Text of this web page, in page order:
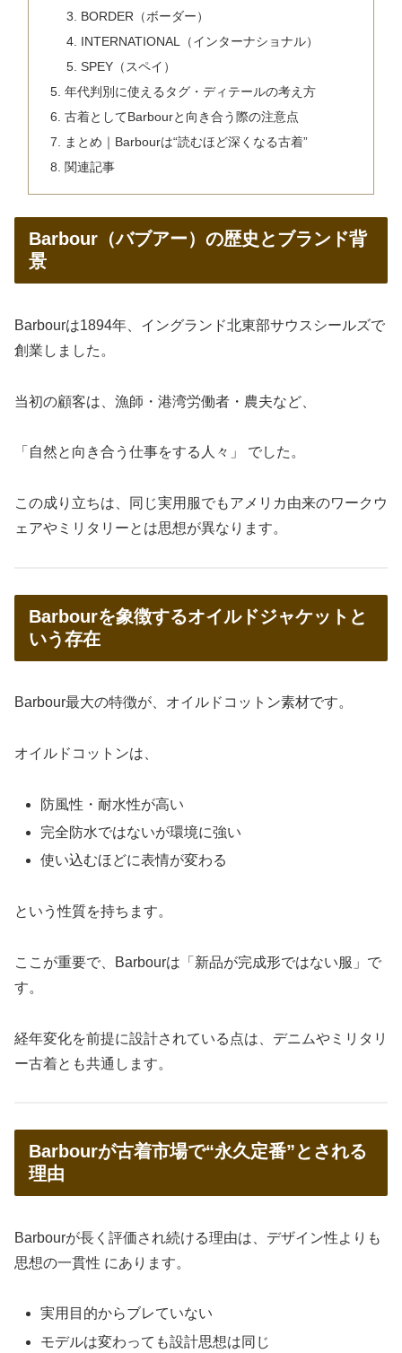
BORDER（ボーダー）
INTERNATIONAL（インターナショナル）
SPEY（スペイ）
年代判別に使えるタグ・ディテールの考え方
古着としてBarbourと向き合う際の注意点
まとめ｜Barbourは“読むほど深くなる古着”
関連記事
Barbour（バブアー）の歴史とブランド背
景
Barbourは1894年、イングランド北東部サウスシールズで
創業しました。
当初の顧客は、漁師・港湾労働者・農夫など、
「自然と向き合う仕事をする人々」 でした。
この成り立ちは、同じ実用服でもアメリカ由来のワークウ
ェアやミリタリーとは思想が異なります。
Barbourを象徴するオイルドジャケットと
いう存在
Barbour最大の特徴が、オイルドコットン素材です。
オイルドコットンは、
防風性・耐水性が高い
完全防水ではないが環境に強い
使い込むほどに表情が変わる
という性質を持ちます。
ここが重要で、Barbourは「新品が完成形ではない服」で
す。
経年変化を前提に設計されている点は、デニムやミリタリ
ー古着とも共通します。
Barbourが古着市場で“永久定番”とされる
理由
Barbourが長く評価され続ける理由は、デザイン性よりも
思想の一貫性 にあります。
実用目的からブレていない
モデルは変わっても設計思想は同じ